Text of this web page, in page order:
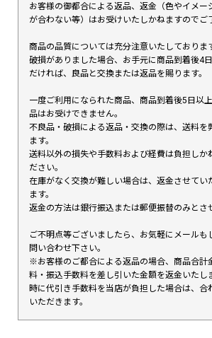
お客様の御都合による返品、返金（色やイメー
が合わない等）はお受けいたしかねますのでご
商品の品質については充分注意いたしておりま
破損がありました場合、お手元に商品到着後4
だければ、良品と交換または返品を賜ります。
一度ご利用になられた商品、商品到着後5日以
品はお受けできません。
不良品・破損による返品・交換の際は、送料を
ます。
送料以外の損失や手数料および経費は負担しか
ださい。
在庫がなく交換が難しい場合は、返金させてい
ます。
返金の方法は銀行振込または郵便振替のみとさ
ご不明点等ございましたら、お気軽にメールも
問い合わせ下さい。
※お客様のご都合による返品の場合、商品合計
料・振込手数料を差し引いた金額を返金いたし
時に代引き手数料を当店が負担した場合は、合
いただきます。